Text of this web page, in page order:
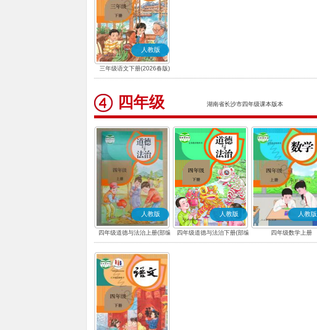
人教版
三年级语文下册(2026春版)
(部编版)
四年级 湖南省长沙市四年级课本版本
人教版
四年级道德与法治上册(部编
版)
人教版
四年级道德与法治下册(部编
版)
人教版
四年级数学上册